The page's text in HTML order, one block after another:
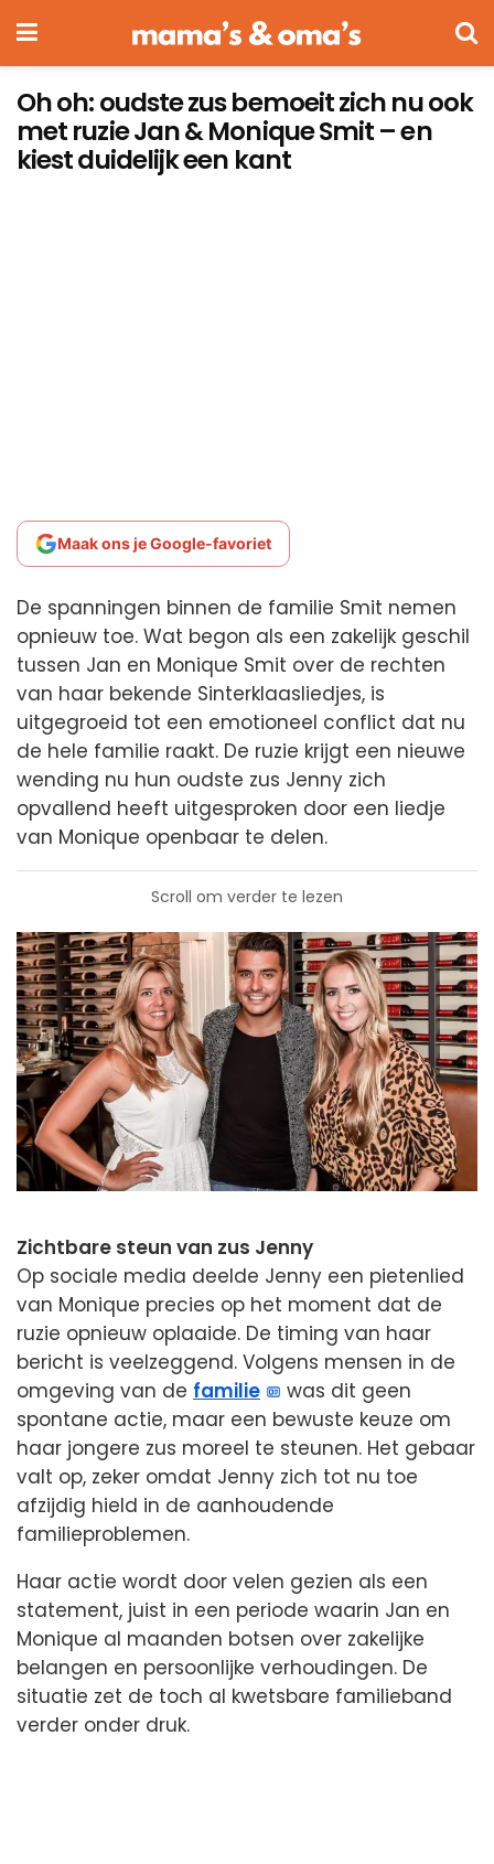
Oh oh: oudste zus bemoeit zich nu ook
met ruzie Jan & Monique Smit – en
kiest duidelijk een kant
Maak ons je Google-favoriet
De spanningen binnen de familie Smit nemen
opnieuw toe. Wat begon als een zakelijk geschil
tussen Jan en Monique Smit over de rechten
van haar bekende Sinterklaasliedjes, is
uitgegroeid tot een emotioneel conflict dat nu
de hele familie raakt. De ruzie krijgt een nieuwe
wending nu hun oudste zus Jenny zich
opvallend heeft uitgesproken door een liedje
van Monique openbaar te delen.
Scroll om verder te lezen
Zichtbare steun van zus Jenny
Op sociale media deelde Jenny een pietenlied
van Monique precies op het moment dat de
ruzie opnieuw oplaaide. De timing van haar
bericht is veelzeggend. Volgens mensen in de
omgeving van de familie
was dit geen
spontane actie, maar een bewuste keuze om
haar jongere zus moreel te steunen. Het gebaar
valt op, zeker omdat Jenny zich tot nu toe
afzijdig hield in de aanhoudende
familieproblemen.
Haar actie wordt door velen gezien als een
statement, juist in een periode waarin Jan en
Monique al maanden botsen over zakelijke
belangen en persoonlijke verhoudingen. De
situatie zet de toch al kwetsbare familieband
verder onder druk.